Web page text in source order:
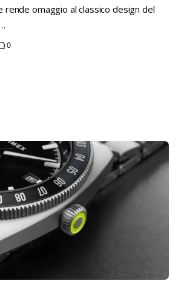
rende omaggio al classico design del
0